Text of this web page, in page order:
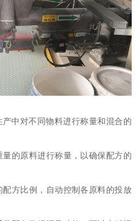
中对不同物料进行称量和混合的
的原料进行称量，以确保配方的
方比例，自动控制各原料的投放